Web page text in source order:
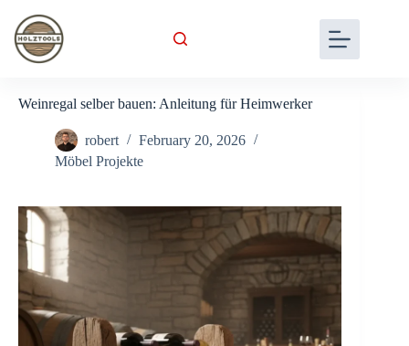
content
Weinregal selber bauen: Anleitung für Heimwerker
robert
February 20, 2026
Möbel Projekte